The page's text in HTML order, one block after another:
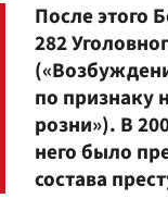
После этого
282
по признаку
розни»). В
него было
состава